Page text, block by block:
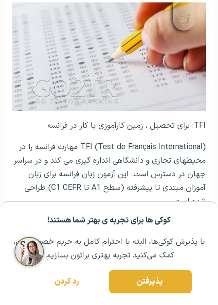
کوکی ها برای تجربه ی بهتر شما هستند!
با پذیرش کوکی‌ها، البته با احترام کامل به حریم خصوصیتون،
کمک می‌کنید تجربه بهتری براتون بسازیم.
پذیرفتن رد کردن
مشــاوره اولیه رایگان: ۰۲۱ ۴۳۰۰۰ ۰۲۱ رزرو مشاوره تخصصی
TFI: برای تحصیل ، زمین کارآموزی یا کار در فرانسه
TFI (Test de Français International) مهارت فرانسه را در
محیط­های تجاری و دانشگاهی اندازه گیری می کند و در سراسر
جهان در دسترس است. این آزمون زبان فرانسه برای زبان
آموزان مبتدی تا پیشرفته (سطح A1 تا C1 CEFR) طراحی
شده است.
قالب آزمون چیست؟
TFI شامل دو بخش از 90 سؤال چند گزینه­ای است: گوش
دادن و خواندن. متقاضیان آزمون نمره کلی TFI را از 10 تا